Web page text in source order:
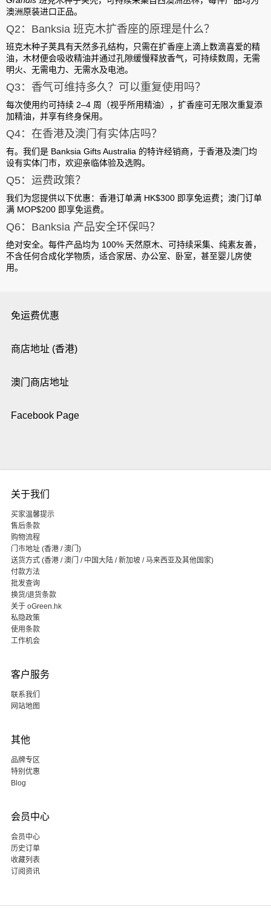
澳洲原装进口正品。
Q2：Banksia 班克木扩香座的原理是什么？
班克木种子荚具有天然多孔结构，只需在扩香座上滴上数滴喜爱的精
油，木材便会吸收精油并通过孔隙缓慢释放香气，可持续数周， 无需
明火、无需电力、无需水及电池。
Q3：香气可维持多久？可以重复使用吗？
每次使用约可持续 2–4 周（视乎所用精油），扩香座可无限次重复添
加精油，并享有终身保用。
Q4：在香港及澳门有实体店吗？
有。我们是 Banksia Gifts Australia 的特许经销商，于香港及澳门均
设有实体门市，欢迎亲临体验及选购。
Q5：运费政策？
我们为您提供以下优惠： 香港订单满 HK$300 即享免运费； 澳门订单
满 MOP$200 即享免运费。
Q6：Banksia 产品安全环保吗？
绝对安全。每件产品均为 100% 天然原木、可持续采集、纯素友善，
不含任何合成化学物质，适合家居、办公室、卧室，甚至婴儿房使
用。
免运费优惠
商店地址 (香港)
澳门商店地址
Facebook Page
关于我们
买家温馨提示
售后条款
购物流程
门市地址 (香港 / 澳门)
送货方式 (香港 / 澳门 / 中国大陆 / 新加坡 / 马来西亚及其他国家)
付款方法
批发查询
换货/退货条款
关于 oGreen.hk
私隐政策
使用条款
工作机会
客户服务
联系我们
网站地图
其他
品牌专区
特别优惠
Blog
会员中心
会员中心
历史订单
收藏列表
订阅资讯